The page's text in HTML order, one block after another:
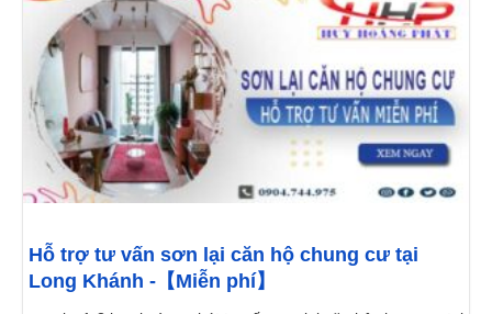
Hỗ trợ tư vấn sơn lại căn hộ chung cư tại
Long Khánh -【Miễn phí】